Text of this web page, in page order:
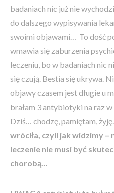
badaniach nic już nie
do dalszego wypisywania
swoimi objawami… To dość
wmawia się zaburzenia
leczeniu, bo w badaniach nic
się czują. Bestia się ukrywa.
objawy czasem jest długie u
brałam 3 antybiotyki na raz
Dziś… chodzę, pamiętam, żyję.
wróciła, czyli jak widzimy
leczenie nie musi być
chorobą…